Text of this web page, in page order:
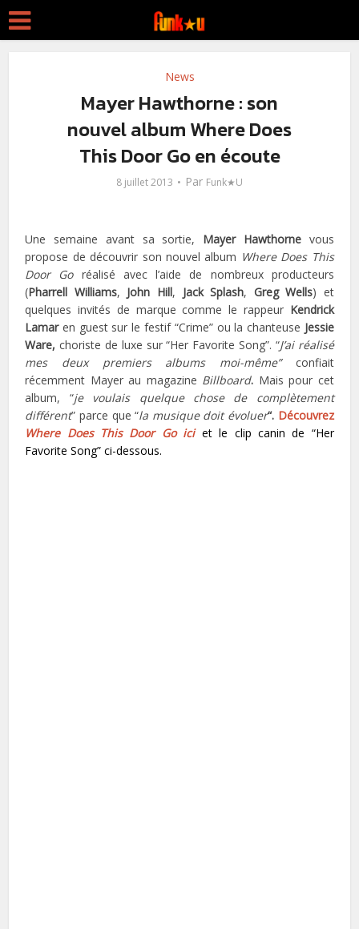
News
Mayer Hawthorne : son
nouvel album Where Does
This Door Go en écoute
8 juillet 2013 Par Funk★U
Une semaine avant sa sortie, Mayer Hawthorne vous
propose de découvrir son nouvel album Where Does This
Door Goréalisé avec l’aide de nombreux producteurs
(Pharrell Williams, John Hill, Jack Splash, Greg Wells) et
quelques invités de marque comme le rappeur Kendrick
Lamaren guest sur le festif “Crime” ou la chanteuse Jessie
Ware, choriste de luxe sur “Her Favorite Song”. “J’ai réalisé
mes deux premiers albums moi-même”confiait
récemment Mayer au magazine Billboard. Mais pour cet
album, “je voulais quelque chose de complètement
différent” parce que “la musique doit évoluer“. Découvrez
Where Does This Door Go ici et le clip canin de “Her
Favorite Song” ci-dessous.